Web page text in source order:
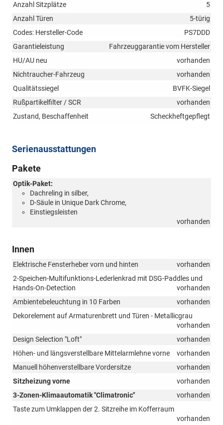
Anzahl Sitzplätze
5
Anzahl Türen
5-türig
Codes: Hersteller-Code
PS7DDD
Garantieleistung
Fahrzeuggarantie vom Hersteller
HU/AU neu
vorhanden
Nichtraucher-Fahrzeug
vorhanden
Qualitätssiegel
BVFK-Siegel
Rußpartikelfilter / SCR
vorhanden
Zustand, Beschaffenheit
Scheckheftgepflegt
Serienausstattungen
Pakete
Optik-Paket:
Dachreling in silber,
D-Säule in Unique Dark Chrome,
Einstiegsleisten
vorhanden
Innen
Elektrische Fensterheber vorn und hinten
vorhanden
2-Speichen-Multifunktions-Lederlenkrad mit DSG-Paddles und
Hands-On-Detection
vorhanden
Ambientebeleuchtung in 10 Farben
vorhanden
Dekorelement auf Armaturenbrett und Türen - Metallicgrau
vorhanden
Design Selection "Loft"
vorhanden
Höhen- und längsverstellbare Mittelarmlehne vorne
vorhanden
Manuell höhenverstellbare Vordersitze
vorhanden
Sitzheizung vorne
vorhanden
3-Zonen-Klimaautomatik "Climatronic"
vorhanden
Taste zum Umklappen der 2. Sitzreihe im Kofferraum
vorhanden